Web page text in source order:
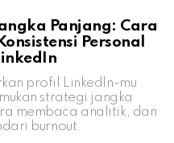
Panjang: Cara
Personal
profil LinkedIn-mu
strategi jangka
membaca analitik, dan
burnout.